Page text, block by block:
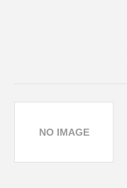
NO IMAGE